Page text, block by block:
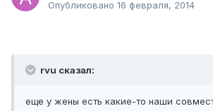
Опубликовано 16 февраля, 2014
rvu сказал:
еще у жены есть какие-то наши